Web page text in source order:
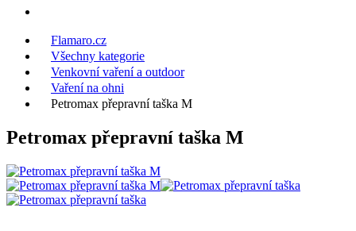
Flamaro.cz
Všechny kategorie
Venkovní vaření a outdoor
Vaření na ohni
Petromax přepravní taška M
Petromax přepravní taška M